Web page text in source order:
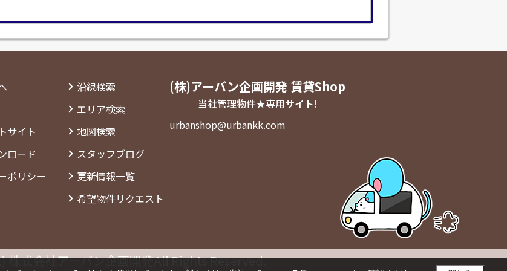
サイト
ロード
ポリシー
沿線検索
エリア検索
地図検索
スタッフブログ
更新情報一覧
希望物件リクエスト
(株)アーバン企画開発 賃貸Shop
当社管理物件★専用サイト!
urbanshop@urbankk.com
株式会社アーバン企画開発All Rights Reserved.